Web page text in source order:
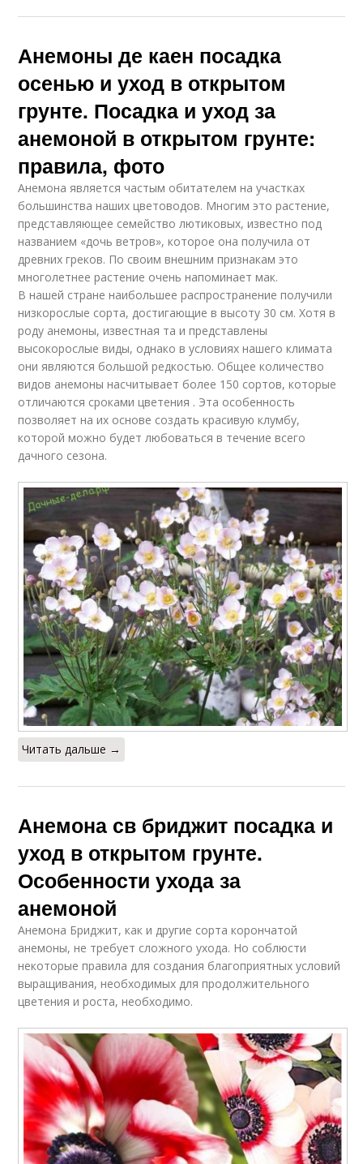
Анемоны де каен посадка
осенью и уход в открытом
грунте. Посадка и уход за
анемоной в открытом грунте:
правила, фото
Анемона является частым обитателем на участках
большинства наших цветоводов. Многим это растение,
представляющее семейство лютиковых, известно под
названием «дочь ветров», которое она получила от
древних греков. По своим внешним признакам это
многолетнее растение очень напоминает мак.
В нашей стране наибольшее распространение получили
низкорослые сорта, достигающие в высоту 30 см. Хотя в
роду анемоны, известная та и представлены
высокорослые виды, однако в условиях нашего климата
они являются большой редкостью. Общее количество
видов анемоны насчитывает более 150 сортов, которые
отличаются сроками цветения . Эта особенность
позволяет на их основе создать красивую клумбу,
которой можно будет любоваться в течение всего
дачного сезона.
Читать дальше →
Анемона св бриджит посадка и
уход в открытом грунте.
Особенности ухода за
анемоной
Анемона Бриджит, как и другие сорта корончатой
анемоны, не требует сложного ухода. Но соблюсти
некоторые правила для создания благоприятных условий
выращивания, необходимых для продолжительного
цветения и роста, необходимо.